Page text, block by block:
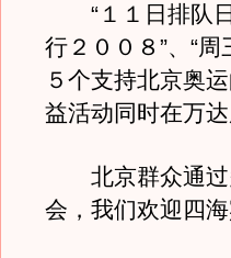
“１１日排队日”
行２００８”、“
５个支持北京奥
益活动同时在万达
北京群众通过
会，我们欢迎四海